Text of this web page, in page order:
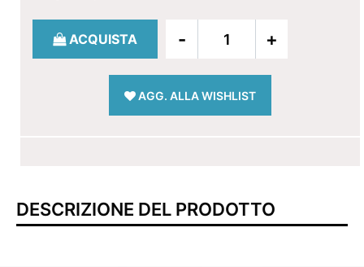
Quantità
ACQUISTA
AGG. ALLA WISHLIST
DESCRIZIONE DEL PRODOTTO